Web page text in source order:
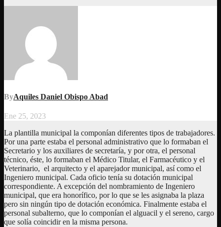
ByAquiles Daniel Obispo Abad
Ene 25, 2023
La plantilla municipal la componían diferentes tipos de trabajadores.
Por una parte estaba el personal administrativo que lo formaban el
Secretario y los auxiliares de secretaría, y por otra, el personal
técnico, éste, lo formaban el Médico Titular, el Farmacéutico y el
Veterinario, el arquitecto y el aparejador municipal, así como el
Ingeniero municipal. Cada oficio tenía su dotación municipal
correspondiente. A excepción del nombramiento de Ingeniero
municipal, que era honorífico, por lo que se les asignaba la plaza
pero sin ningún tipo de dotación económica. Finalmente estaba el
personal subalterno, que lo componían el alguacil y el sereno, cargo
que solía coincidir en la misma persona.